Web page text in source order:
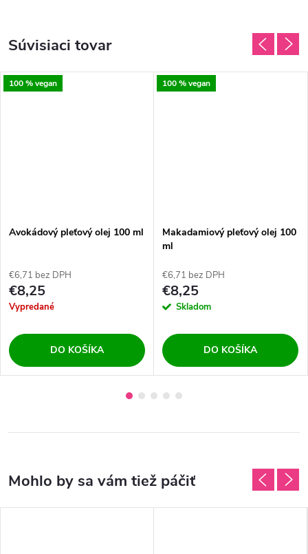
Súvisiaci tovar
100 % vegan
Avokádový pleťový olej 100 ml
€6,71 bez DPH
€8,25
Vypredané
DO KOŠÍKA
100 % vegan
Makadamiový pleťový olej 100
ml
€6,71 bez DPH
€8,25
Skladom
DO KOŠÍKA